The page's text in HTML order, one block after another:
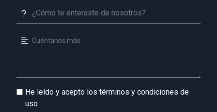
He leído y acepto los términos y condiciones de
uso